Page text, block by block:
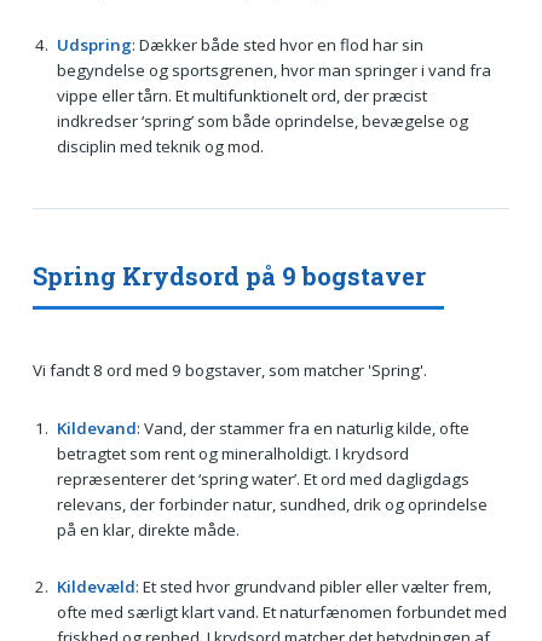
Udspring: Dækker både sted hvor en flod har sin
begyndelse og sportsgrenen, hvor man springer i vand fra
vippe eller tårn. Et multifunktionelt ord, der præcist
indkredser ‘spring’ som både oprindelse, bevægelse og
disciplin med teknik og mod.
Spring Krydsord på 9 bogstaver
Vi fandt 8 ord med 9 bogstaver, som matcher 'Spring'.
Kildevand: Vand, der stammer fra en naturlig kilde, ofte
betragtet som rent og mineralholdigt. I krydsord
repræsenterer det ‘spring water’. Et ord med dagligdags
relevans, der forbinder natur, sundhed, drik og oprindelse
på en klar, direkte måde.
Kildevæld: Et sted hvor grundvand pibler eller vælter frem,
ofte med særligt klart vand. Et naturfænomen forbundet med